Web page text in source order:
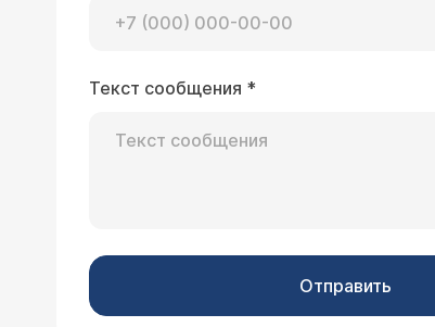
Текст сообщения *
Отправить